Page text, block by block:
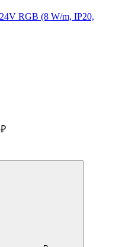
RGB (8 W/m, IP20,
₽